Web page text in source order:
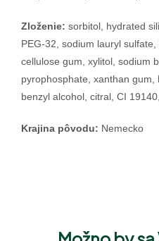
Zloženie: sorbitol, hydrated
PEG-32, sodium lauryl
cellulose gum, xylitol, sodium
pyrophosphate, xanthan
benzyl alcohol, citral, CI
Krajina pôvodu: Nemecko